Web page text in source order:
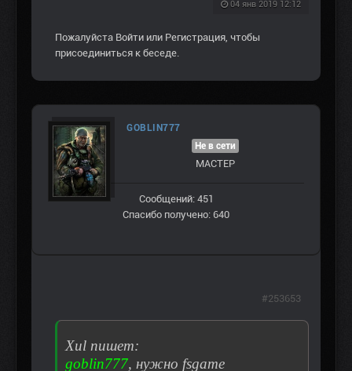
04 янв 2019 12:12
Пожалуйста Войти или Регистрация , чтобы
присоединиться к беседе.
GOBLIN777
Не в сети
МАСТЕР
Сообщений: 451
Спасибо получено: 640
Xul пишет:
goblin777, нужно fsgame
#253653